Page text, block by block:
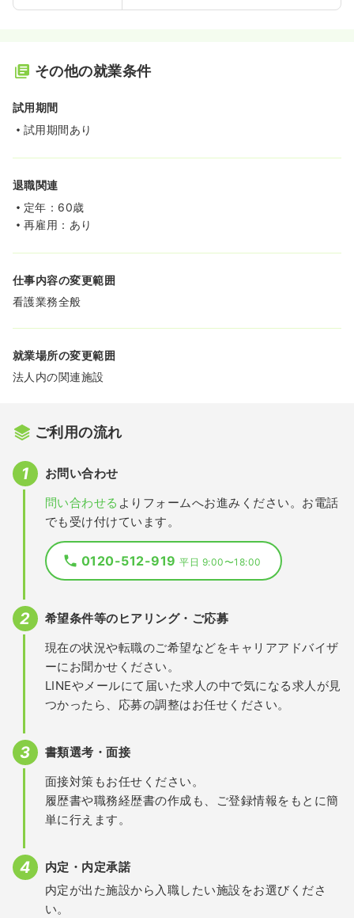
その他の就業条件
試用期間
試用期間あり
退職関連
定年：60歳
再雇用：あり
仕事内容の変更範囲
看護業務全般
就業場所の変更範囲
法人内の関連施設
ご利用の流れ
お問い合わせ
問い合わせる よりフォームへお進みください。お電話
でも受け付けています。
0120-512-919平日 9:00〜18:00
希望条件等のヒアリング・ご応募
現在の状況や転職のご希望などをキャリアアドバイザ
ーにお聞かせください。
LINEやメールにて届いた求人の中で気になる求人が見
つかったら、応募の調整はお任せください。
書類選考・面接
面接対策もお任せください。
履歴書や職務経歴書の作成も、ご登録情報をもとに簡
単に行えます。
内定・内定承諾
内定が出た施設から入職したい施設をお選びくださ
い。